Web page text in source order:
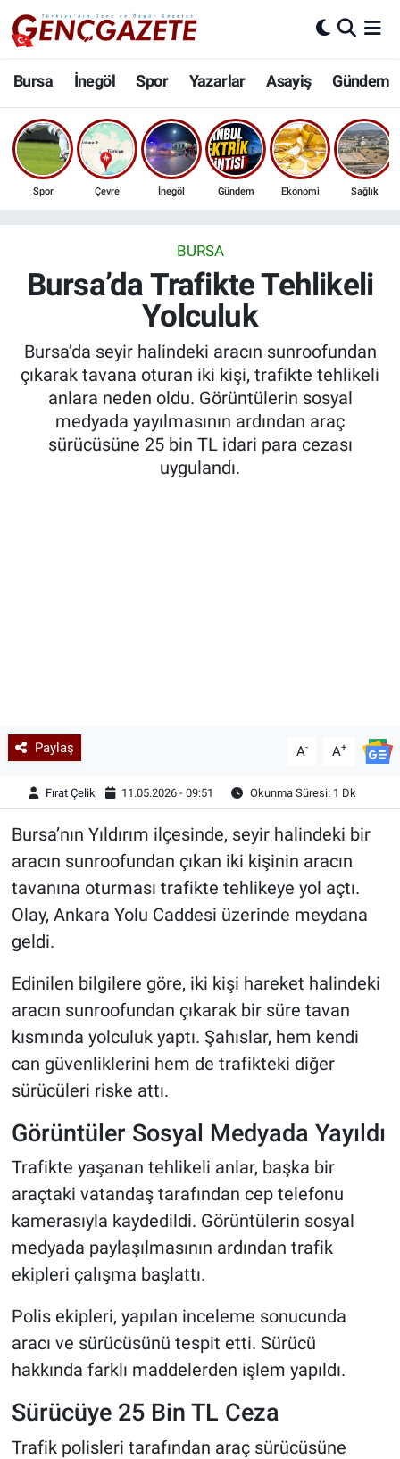
Bursa İnegöl Spor Yazarlar Asayiş Gündem
Spor Çevre İnegöl Gündem Ekonomi Sağlık
BURSA
Bursa’da Trafikte Tehlikeli
Yolculuk
Bursa’da seyir halindeki aracın sunroofundan
çıkarak tavana oturan iki kişi, trafikte tehlikeli
anlara neden oldu. Görüntülerin sosyal
medyada yayılmasının ardından araç
sürücüsüne 25 bin TL idari para cezası
uygulandı.
Paylaş A- A+
Fırat Çelik 11.05.2026 - 09:51 Okunma Süresi: 1 Dk
Bursa’nın Yıldırım ilçesinde, seyir halindeki bir
aracın sunroofundan çıkan iki kişinin aracın
tavanına oturması trafikte tehlikeye yol açtı.
Olay, Ankara Yolu Caddesi üzerinde meydana
geldi.
Edinilen bilgilere göre, iki kişi hareket halindeki
aracın sunroofundan çıkarak bir süre tavan
kısmında yolculuk yaptı. Şahıslar, hem kendi
can güvenliklerini hem de trafikteki diğer
sürücüleri riske attı.
Görüntüler Sosyal Medyada Yayıldı
Trafikte yaşanan tehlikeli anlar, başka bir
araçtaki vatandaş tarafından cep telefonu
kamerasıyla kaydedildi. Görüntülerin sosyal
medyada paylaşılmasının ardından trafik
ekipleri çalışma başlattı.
Polis ekipleri, yapılan inceleme sonucunda
aracı ve sürücüsünü tespit etti. Sürücü
hakkında farklı maddelerden işlem yapıldı.
Sürücüye 25 Bin TL Ceza
Trafik polisleri tarafından araç sürücüsüne
Bursa
İnegöl
3.SAYFA
Ekonomi
Güncel
İnanç
Kadın & Aile
Nöbetçi Eczaneler
Hava Durumu
Trafik Durumu
Son Dakika Haberleri
Haber Arşivi